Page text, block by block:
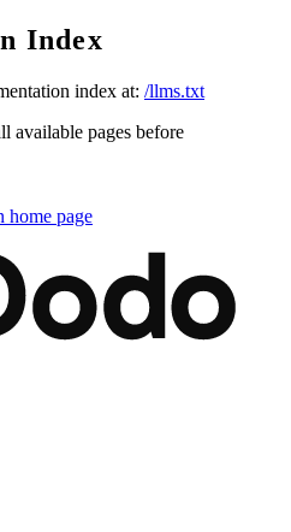
Index
index at: /llms.txt
available pages before
home page